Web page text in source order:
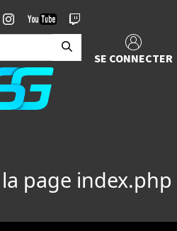
SE CONNECTER
page index.php